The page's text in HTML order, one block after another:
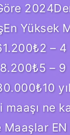
Yüksek
– 4
– 9
maaşı ne
Maaşlar EN